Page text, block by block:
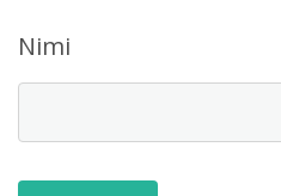
Nimi